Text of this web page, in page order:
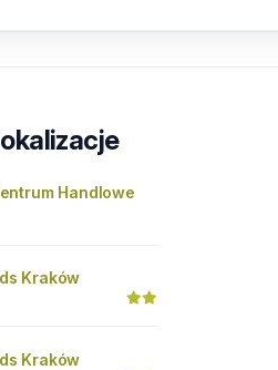
Handlowe
Kraków
Kraków